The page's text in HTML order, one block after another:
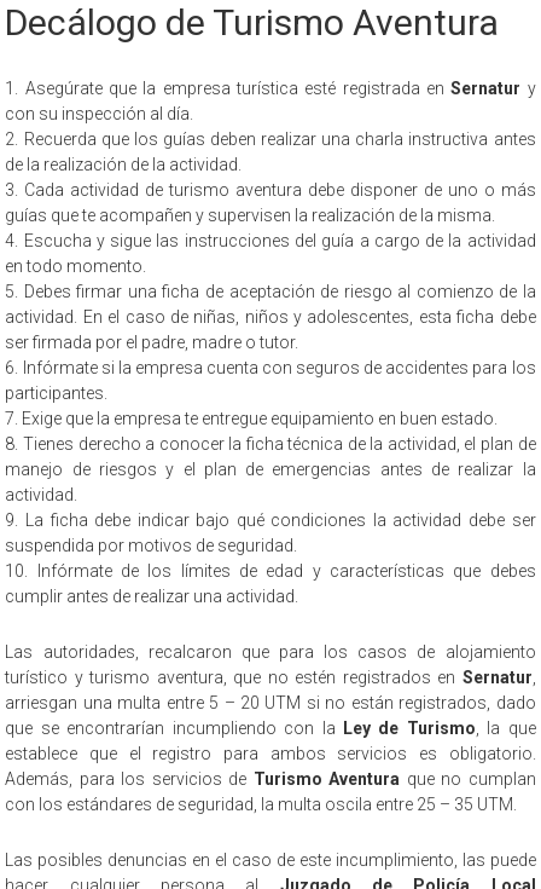
Decálogo de Turismo Aventura
1. Asegúrate que la empresa turística esté registrada enSernatur y
con su inspección al día.
2. Recuerda que los guías deben realizar una charla instructiva antes
de la realización de la actividad.
3. Cada actividad de turismo aventura debe disponer de uno o más
guías que te acompañen y supervisen la realización de la misma.
4. Escucha y sigue las instrucciones del guía a cargo de la actividad
en todo momento.
5. Debes firmar una ficha de aceptación de riesgo al comienzo de la
actividad. En el caso de niñas, niños y adolescentes, esta ficha debe
ser firmada por el padre, madre o tutor.
6. Infórmate si la empresa cuenta con seguros de accidentes para los
participantes.
7. Exige que la empresa te entregue equipamiento en buen estado.
8. Tienes derecho a conocer la ficha técnica de la actividad, el plan de
manejo de riesgos y el plan de emergencias antes de realizar la
actividad.
9. La ficha debe indicar bajo qué condiciones la actividad debe ser
suspendida por motivos de seguridad.
10. Infórmate de los límites de edad y características que debes
cumplir antes de realizar una actividad.
Las autoridades, recalcaron que para los casos de alojamiento
turístico y turismo aventura, que no estén registrados en Sernatur
arriesgan una multa entre 5 – 20 UTM si no están registrados, dado
que se encontrarían incumpliendo con la
Ley de Turismo , la que
establece que el registro para ambos servicios es obligatorio.
Además, para los servicios de Turismo Aventura que no cumplan
con los estándares de seguridad, la multa oscila entre 25 – 35 UTM.
Las posibles denuncias en el caso de este incumplimiento, las puede